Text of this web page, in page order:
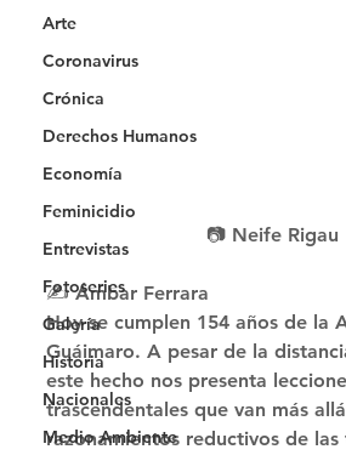
Arte
Coronavirus
Crónica
Derechos Humanos
Economía
Feminicidio
Entrevistas
Fotoseries
Galería
Historia
Nacionales
Medio Ambiente
📷 Neife Rigau
✍️ Ámbar Ferrara
Hoy se cumplen 154 años de la
Guáimaro. A pesar de la
este hecho nos presenta
trascendentales que van más
razonamientos reductivos de las